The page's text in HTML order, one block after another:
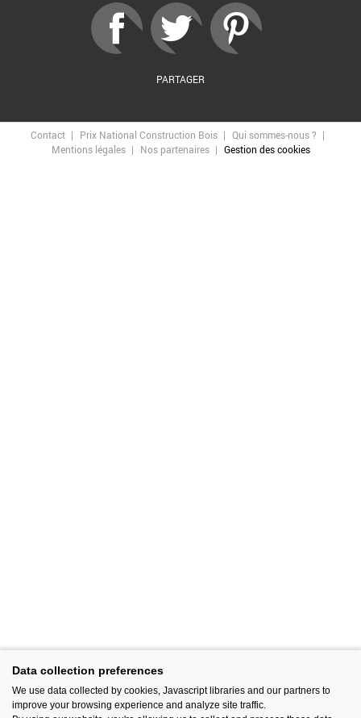
PARTAGER
Contact Prix National Construction Bois
Qui sommes-nous ?
Mentions légales
Nos partenaires Gestion des cookies
Data collection preferences
We use data collected by cookies, Javascript libraries and our partners to
improve your browsing experience and analyze site traffic.